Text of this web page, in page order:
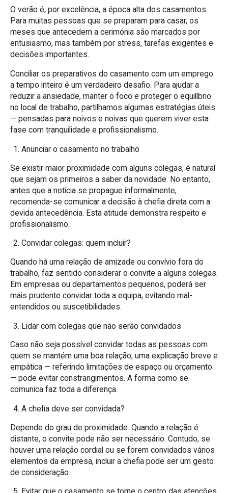
O verão é, por excelência, a época alta dos casamentos.
Para muitas pessoas que se preparam para casar, os
meses que antecedem a cerimónia são marcados por
entusiasmo, mas também por stress, tarefas exigentes e
decisões importantes.
Conciliar os preparativos do casamento com um emprego
a tempo inteiro é um verdadeiro desafio. Para ajudar a
reduzir a ansiedade, manter o foco e proteger o equilíbrio
no local de trabalho, partilhamos algumas estratégias úteis
— pensadas para noivos e noivas que querem viver esta
fase com tranquilidade e profissionalismo.
Anunciar o casamento no trabalho
Se existir maior proximidade com alguns colegas, é natural
que sejam os primeiros a saber da novidade. No entanto,
antes que a notícia se propague informalmente,
recomenda-se comunicar a decisão à chefia direta com a
devida antecedência. Esta atitude demonstra respeito e
profissionalismo.
Convidar colegas: quem incluir?
Quando há uma relação de amizade ou convívio fora do
trabalho, faz sentido considerar o convite a alguns colegas.
Em empresas ou departamentos pequenos, poderá ser
mais prudente convidar toda a equipa, evitando mal-
entendidos ou suscetibilidades.
Lidar com colegas que não serão convidados
Caso não seja possível convidar todas as pessoas com
quem se mantém uma boa relação, uma explicação breve e
empática — referindo limitações de espaço ou orçamento
— pode evitar constrangimentos. A forma como se
comunica faz toda a diferença.
A chefia deve ser convidada?
Depende do grau de proximidade. Quando a relação é
distante, o convite pode não ser necessário. Contudo, se
houver uma relação cordial ou se forem convidados vários
elementos da empresa, incluir a chefia pode ser um gesto
de consideração.